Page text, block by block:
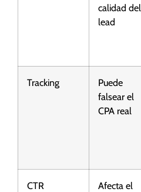
calidad del
lead
Tracking
Puede
falsear el
CPA real
CTR
Afecta el